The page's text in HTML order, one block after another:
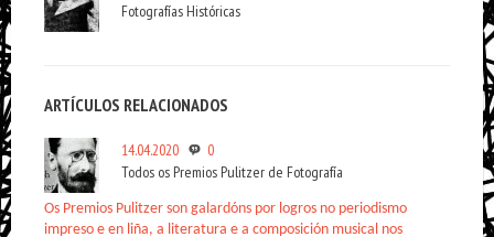
Fotografías Históricas
ARTÍCULOS RELACIONADOS
14.04.2020
0
Todos os Premios Pulitzer de Fotografía
Os Premios Pulitzer son galardóns por logros no periodismo
impreso e en liña, a literatura e a composición musical nos